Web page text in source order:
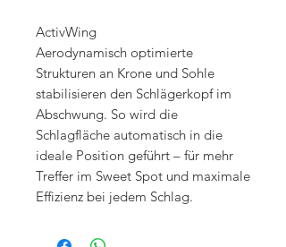
ActivWing
Aerodynamisch optimierte
Strukturen an Krone und Sohle
stabilisieren den Schlägerkopf im
Abschwung. So wird die
Schlagfläche automatisch in die
ideale Position geführt – für mehr
Treffer im Sweet Spot und maximale
Effizienz bei jedem Schlag.